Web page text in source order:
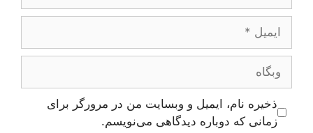
وبگاه
ذخیره نام، ایمیل و وبسایت من در مرورگر برای
زمانی که دوباره دیدگاهی می‌نویسم.